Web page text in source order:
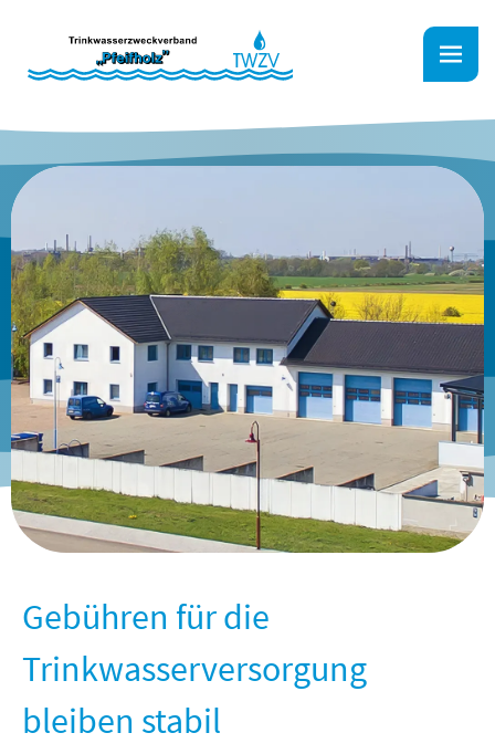
Gebühren für die
Trinkwasserversorgung
bleiben stabil